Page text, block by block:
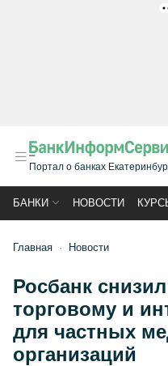
Портал о банках
БАНКИ НОВОСТИ
Главная Новости
Росбанк
торговому и
для частных
организаций